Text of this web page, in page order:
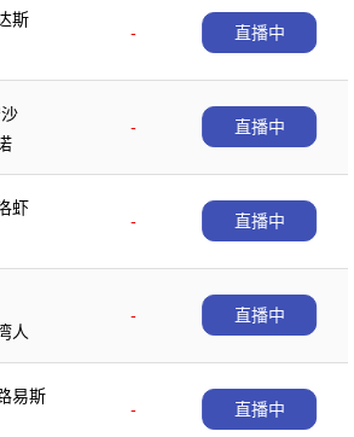
斯
-
直播中
-
直播中
虾
-
直播中
-
人
直播中
易斯
-
直播中